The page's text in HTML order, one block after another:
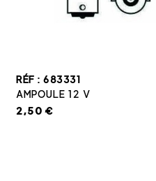
RÉF : 683331
AMPOULE 12 V
2,50 €